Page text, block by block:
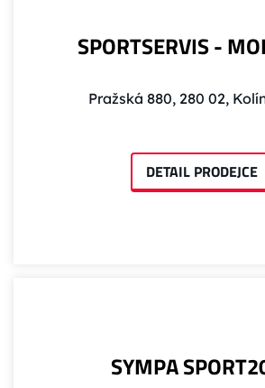
SPORTSERVIS -
Pražská 880, 280 02,
DETAIL PRODEJCE
SYMPA